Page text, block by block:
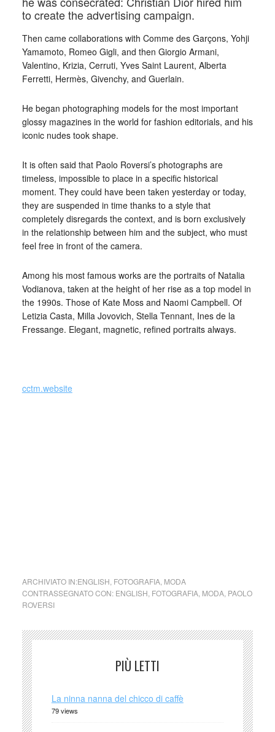
to create the advertising campaign.
Then came collaborations with Comme des Garçons, Yohji
Yamamoto, Romeo Gigli, and then Giorgio Armani,
Valentino, Krizia, Cerruti, Yves Saint Laurent, Alberta
Ferretti, Hermès, Givenchy, and Guerlain.
He began photographing models for the most important
glossy magazines in the world for fashion editorials, and his
iconic nudes took shape.
It is often said that Paolo Roversi’s photographs are
timeless, impossible to place in a specific historical
moment. They could have been taken yesterday or today,
they are suspended in time thanks to a style that
completely disregards the context, and is born exclusively
in the relationship between him and the subject, who must
feel free in front of the camera.
Among his most famous works are the portraits of Natalia
Vodianova, taken at the height of her rise as a top model in
the 1990s. Those of Kate Moss and Naomi Campbell. Of
Letizia Casta, Milla Jovovich, Stella Tennant, Ines de la
Fressange. Elegant, magnetic, refined portraits always.
cctm.website
ARCHIVIATO IN:ENGLISH FOTOGRAFIA, MODA
CONTRASSEGNATO CON: ENGLISH FOTOGRAFIA, MODA, PAOLO
ROVERSI
PIÙ LETTI
La ninna nanna del chicco di caffè
79 views